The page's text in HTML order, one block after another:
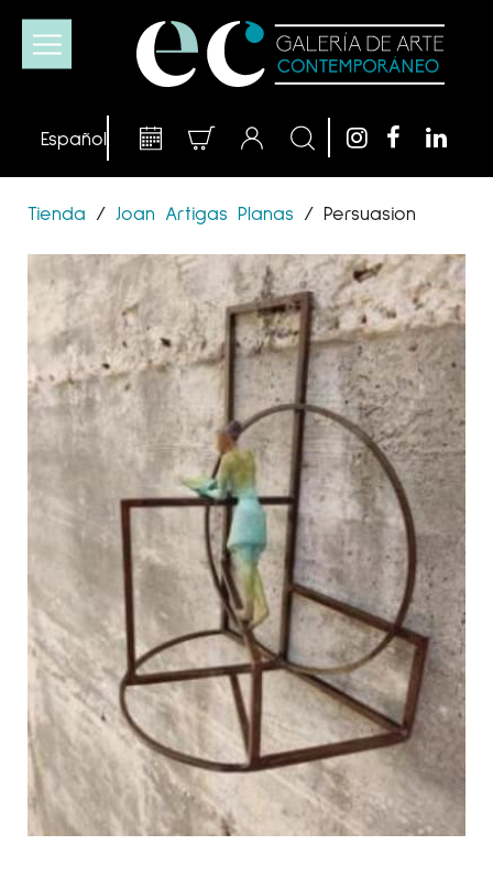
Tienda / Joan Artigas Planas / Persuasion